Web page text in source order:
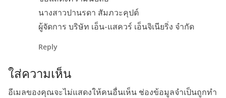
นางสาวปานรดา สัมภวะคุปต์
ผู้จัดการ บริษัท เอ็น-แสควร์ เอ็นจิเนียริ่ง จำกัด
Reply
ใส่ความเห็น
อีเมลของคุณจะไม่แสดงให้คนอื่นเห็น ช่องข้อมูลจำเป็นถูกทำ